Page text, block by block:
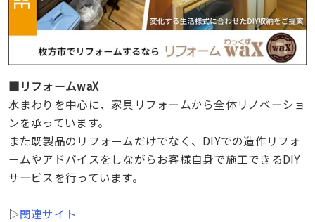
■リフォームwaX
水まわりを中心に、家具リフォームから全体リノベーショ
ンを承っています。
また既製品のリフォームだけでなく、DIYでの造作リフォ
ームやアドバイスをしながらお客様自身で施工できるDIY
サービスを行っています。
▷関連サイト